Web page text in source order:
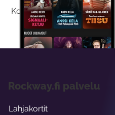
Kokeilemalla ilmaiseksi
viikon
Rockway.fi palvelu
Lahjakortit